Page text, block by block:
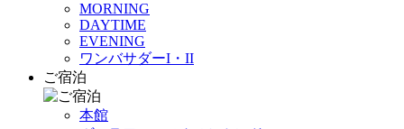
MORNING
DAYTIME
EVENING
ワンバサダーI・II
ご宿泊
本館